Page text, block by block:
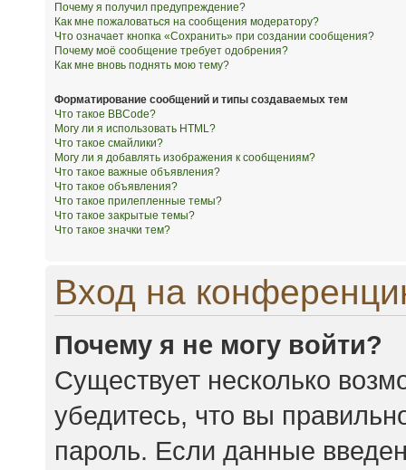
Почему я получил предупреждение?
Как мне пожаловаться на сообщения модератору?
Что означает кнопка «Сохранить» при создании сообщения?
Почему моё сообщение требует одобрения?
Как мне вновь поднять мою тему?
Форматирование сообщений и типы создаваемых тем
Что такое BBCode?
Могу ли я использовать HTML?
Что такое смайлики?
Могу ли я добавлять изображения к сообщениям?
Что такое важные объявления?
Что такое объявления?
Что такое прилепленные темы?
Что такое закрытые темы?
Что такое значки тем?
Вход на
Почему я не могу войти?
Существует несколько
убедитесь, что вы
пароль. Если данные